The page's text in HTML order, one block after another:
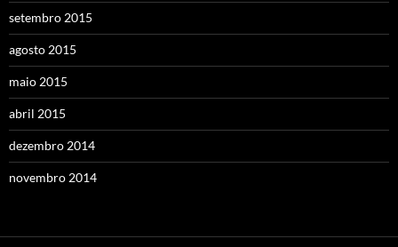
setembro 2015
agosto 2015
maio 2015
abril 2015
dezembro 2014
novembro 2014